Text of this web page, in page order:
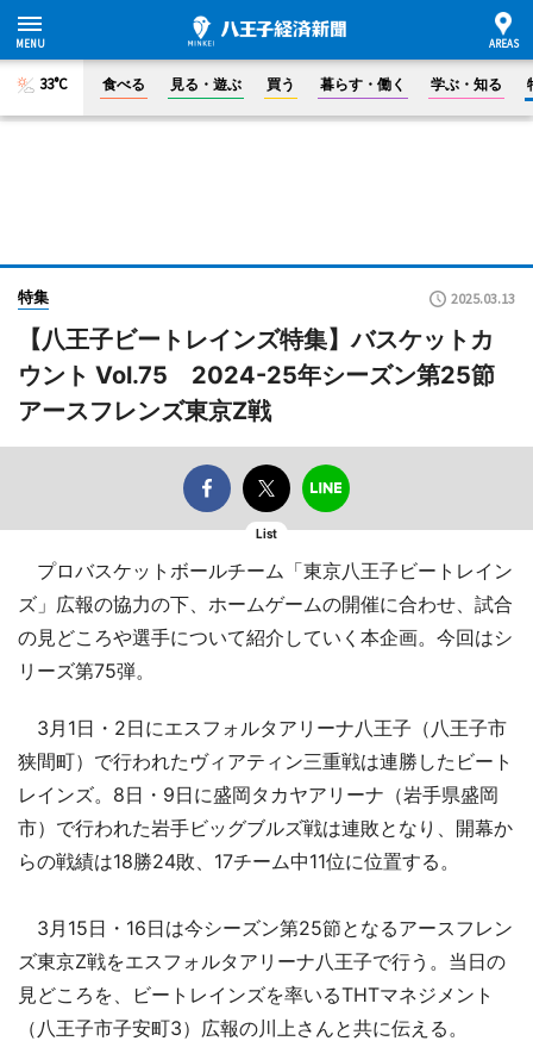
33°C 食べる 見る・遊ぶ 買う 暮らす・働く 学ぶ・知る
特集 2025.03.13
【八王子ビートレインズ特集】バスケットカ
ウント Vol.75 2024-25年シーズン第25節
アースフレンズ東京Z戦
List
プロバスケットボールチーム「東京八王子ビートレイン
ズ」広報の協力の下、ホームゲームの開催に合わせ、試合
の見どころや選手について紹介していく本企画。今回はシ
リーズ第75弾。
3月1日・2日にエスフォルタアリーナ八王子（八王子市
狭間町）で行われたヴィアティン三重戦は連勝したビート
レインズ。8日・9日に盛岡タカヤアリーナ（岩手県盛岡
市）で行われた岩手ビッグブルズ戦は連敗となり、開幕か
らの戦績は18勝24敗、17チーム中11位に位置する。
3月15日・16日は今シーズン第25節となるアースフレン
ズ東京Z戦をエスフォルタアリーナ八王子で行う。当日の
見どころを、ビートレインズを率いるTHTマネジメント
（八王子市子安町3）広報の川上さんと共に伝える。